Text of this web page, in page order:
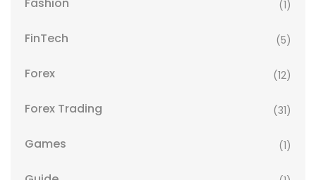
(1)
FinTech (5)
Forex (12)
Forex Trading (31)
Games (1)